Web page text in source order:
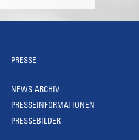
PRESSE
NEWS-ARCHIV
PRESSEINFORMATIONEN
PRESSEBILDER